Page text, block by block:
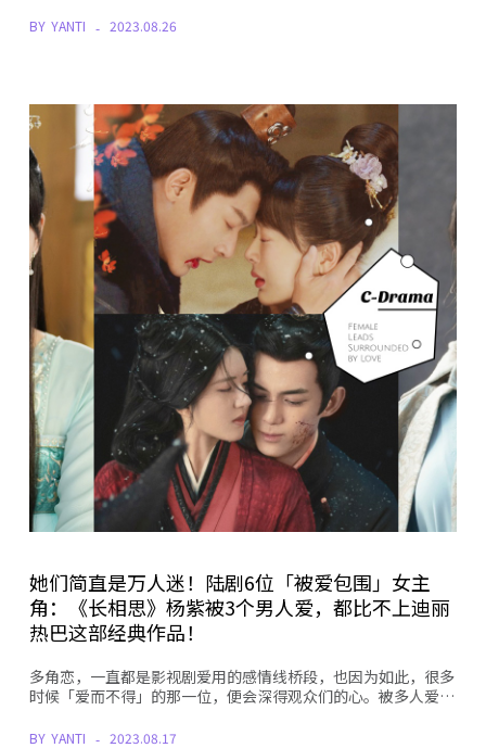
BY YANTI 2023.08.26
她们简直是万人迷！陆剧6位「被爱包围」女主
角：《长相思》杨紫被3个男人爱，都比不上迪丽
热巴这部经典作品！
多角恋，一直都是影视剧爱用的感情线桥段，也因为如此，很多
时候「爱而不得」的那一位，便会深得观众们的心。被多人爱…
BY YANTI 2023.08.17